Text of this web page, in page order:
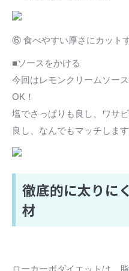
⑥ 食べやすい厚さにカット
■ソースをかける
今回はレモンクリームソー
OK！
塩でさっぱりも良し、ワサ
良し、なんでもマッチします
徹底的に太りに
材
ローカーボダイエットは、